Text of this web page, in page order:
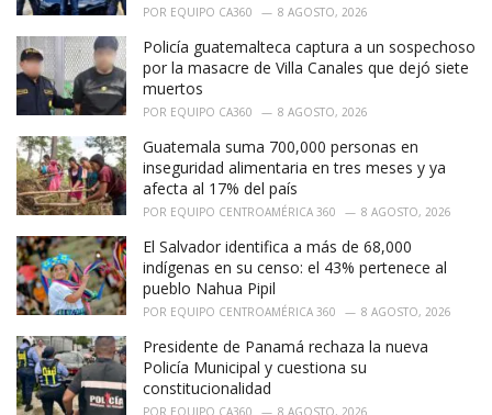
POR EQUIPO CA360 8 AGOSTO, 2026
Policía guatemalteca captura a un sospechoso
por la masacre de Villa Canales que dejó siete
muertos
POR EQUIPO CA360 8 AGOSTO, 2026
Guatemala suma 700,000 personas en
inseguridad alimentaria en tres meses y ya
afecta al 17% del país
POR EQUIPO CENTROAMÉRICA 360 8 AGOSTO, 2026
El Salvador identifica a más de 68,000
indígenas en su censo: el 43% pertenece al
pueblo Nahua Pipil
POR EQUIPO CENTROAMÉRICA 360 8 AGOSTO, 2026
Presidente de Panamá rechaza la nueva
Policía Municipal y cuestiona su
constitucionalidad
POR EQUIPO CA360 8 AGOSTO, 2026